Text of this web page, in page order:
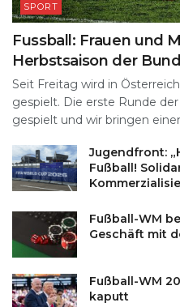
SPORT
Fussball: Frauen und
Herbstsaison der
Seit Freitag wird in
gespielt. Die erste Runde
gespielt und wir bringen
Jugendfront:
Fußball!
Fußball-WM
Geschäft mit
Fußball-WM
kaputt